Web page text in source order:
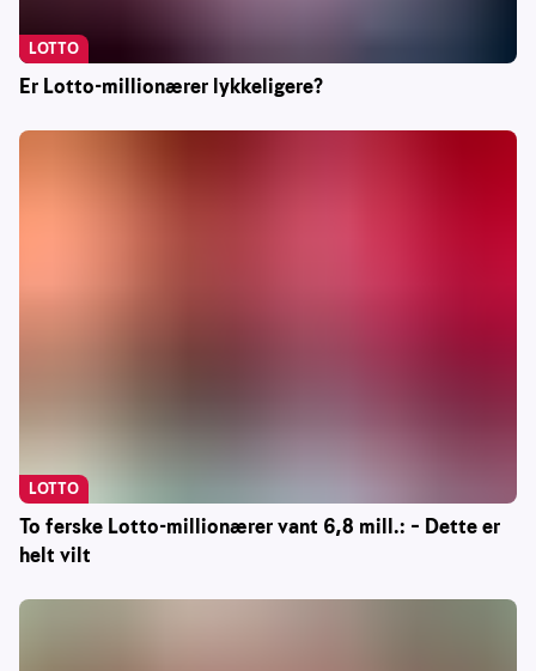
Er Lotto-millionærer lykkeligere?
LOTTO
To ferske Lotto-millionærer vant 6,8 mill.: – Dette er
helt vilt
LOTTO